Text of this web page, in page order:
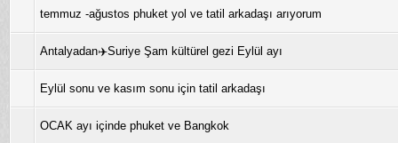
temmuz -ağustos phuket yol ve tatil arkadaşı arıyorum
Antalyadan✈️Suriye Şam kültürel gezi Eylül ayı
Eylül sonu ve kasım sonu için tatil arkadaşı
OCAK ayı içinde phuket ve Bangkok